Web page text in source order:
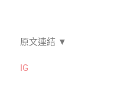
原文連結 ▼
IG